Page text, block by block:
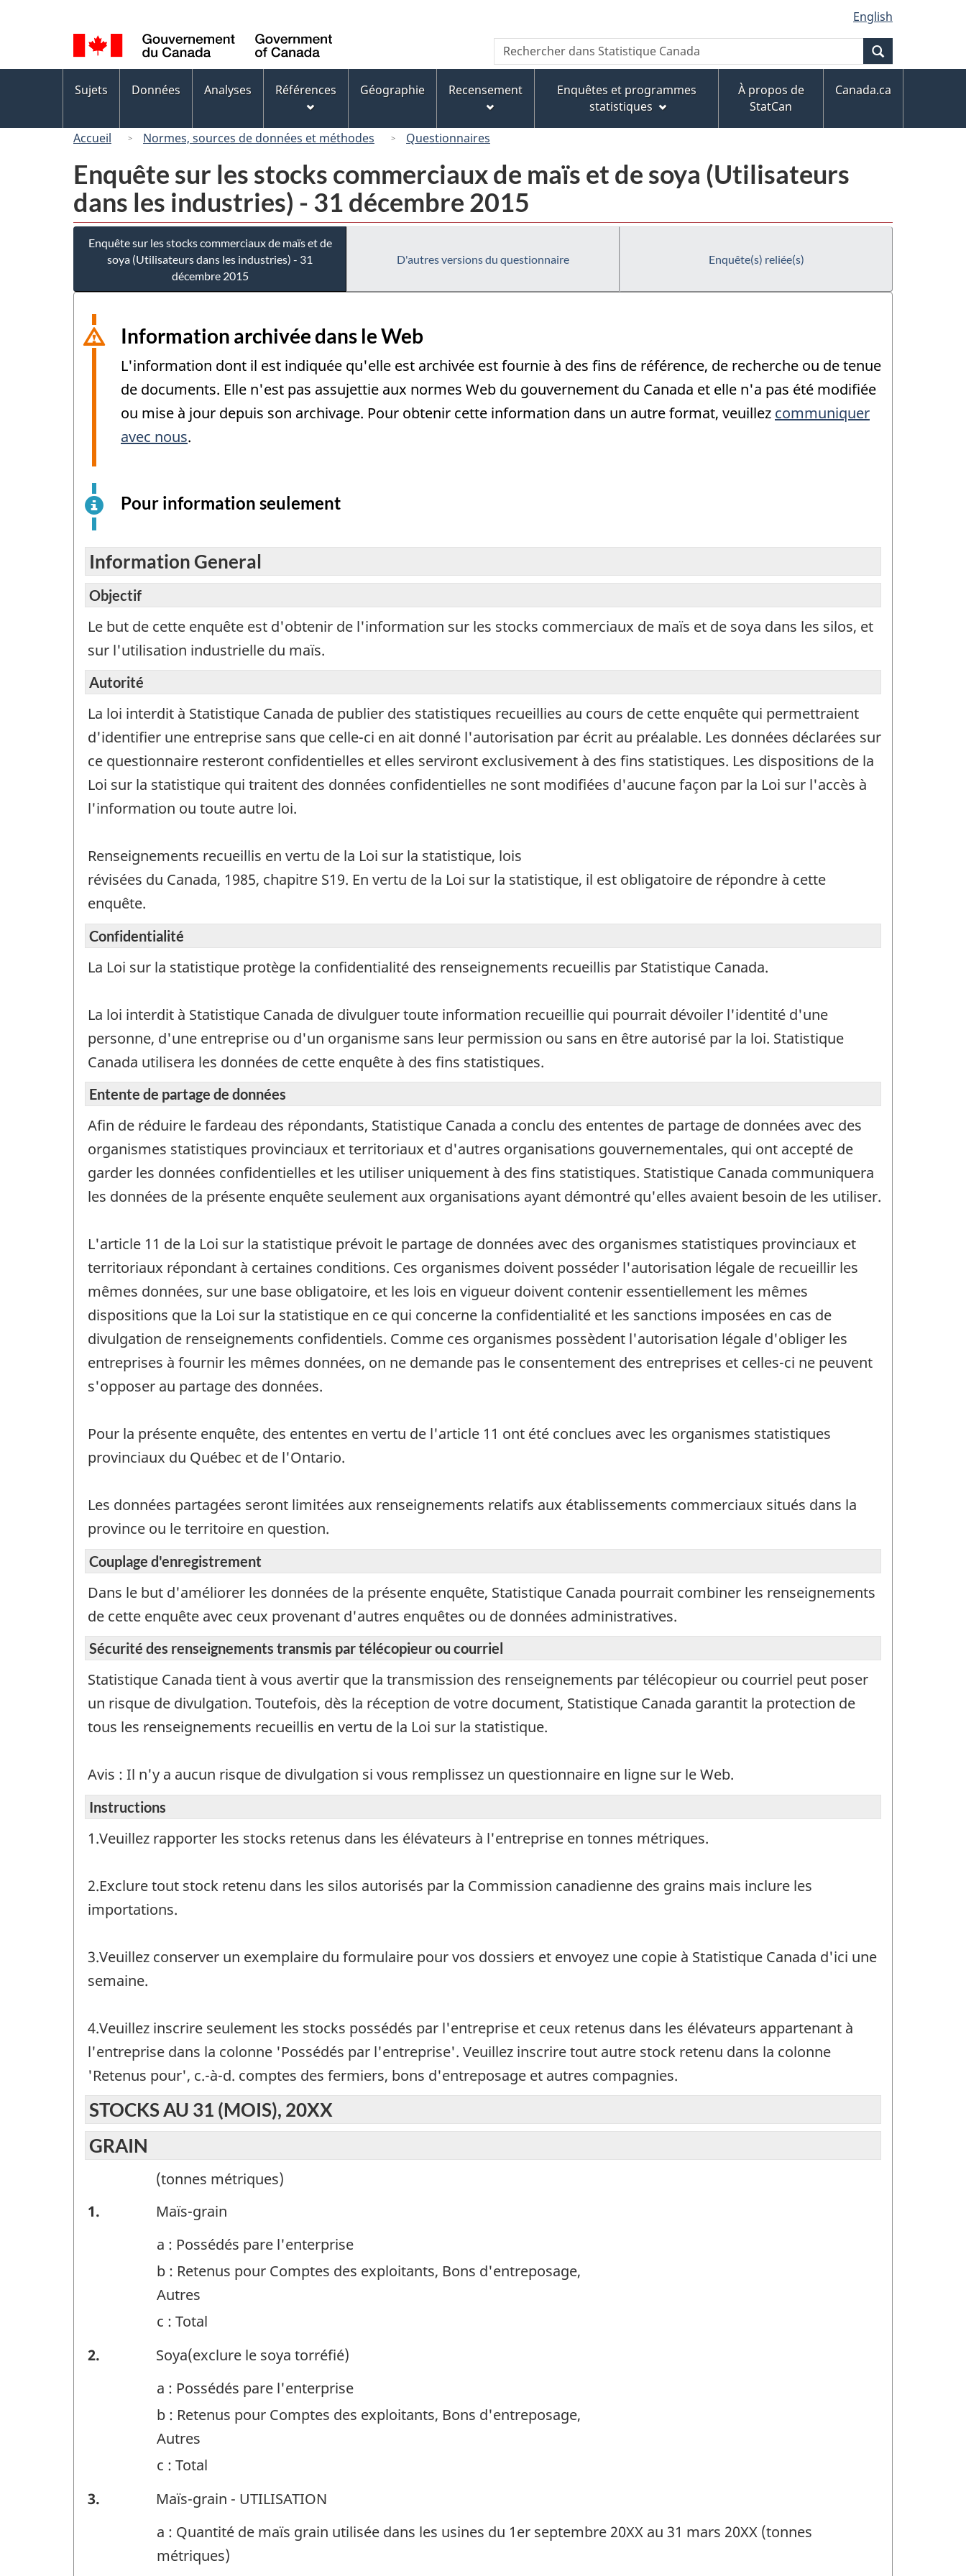
au
Gestionnaire
des
Invitations
au
contenu
principal
« À
propos
de
ce
version
HTML
simplifiée
de
la
langue
English
Canada
Recherche
Rechercher
dans
Canada
des
Sujets Données Analyses Références Géographie Recensement
Enquêtes et programmes
statistiques
À propos de
StatCan
Canada.ca
Accueil Normes, sources de données et méthodes Questionnaires
Enquête sur les stocks commerciaux de maïs et de soya (Utilisateurs
dans les industries) - 31 décembre 2015
Enquête sur les stocks commerciaux de maïs et de
soya (Utilisateurs dans les industries) - 31
décembre 2015
D'autres versions du questionnaire Enquête(s) reliée(s)
Information archivée dans le Web
L'information dont il est indiquée qu'elle est archivée est fournie à des fins de référence, de recherche ou de tenue
de documents. Elle n'est pas assujettie aux normes Web du gouvernement du Canada et elle n'a pas été modifiée
ou mise à jour depuis son archivage. Pour obtenir cette information dans un autre format, veuillez communiquer
avec nous.
Pour information seulement
électronique
questionnaire
à
d’information
seulement
et
ne
doit
pas
être
à
l’enquête.
Information General
Objectif
Le but de cette enquête est d'obtenir de l'information sur les stocks commerciaux de maïs et de soya dans les silos, et
sur l'utilisation industrielle du maïs.
Autorité
La loi interdit à Statistique Canada de publier des statistiques recueillies au cours de cette enquête qui permettraient
d'identifier une entreprise sans que celle-ci en ait donné l'autorisation par écrit au préalable. Les données déclarées sur
ce questionnaire resteront confidentielles et elles serviront exclusivement à des fins statistiques. Les dispositions de la
Loi sur la statistique qui traitent des données confidentielles ne sont modifiées d'aucune façon par la Loi sur l'accès à
l'information ou toute autre loi.
Renseignements recueillis en vertu de la Loi sur la statistique, lois
révisées du Canada, 1985, chapitre S19. En vertu de la Loi sur la statistique, il est obligatoire de répondre à cette
enquête.
Confidentialité
La Loi sur la statistique protège la confidentialité des renseignements recueillis par Statistique Canada.
La loi interdit à Statistique Canada de divulguer toute information recueillie qui pourrait dévoiler l'identité d'une
personne, d'une entreprise ou d'un organisme sans leur permission ou sans en être autorisé par la loi. Statistique
Canada utilisera les données de cette enquête à des fins statistiques.
Entente de partage de données
Afin de réduire le fardeau des répondants, Statistique Canada a conclu des ententes de partage de données avec des
organismes statistiques provinciaux et territoriaux et d'autres organisations gouvernementales, qui ont accepté de
garder les données confidentielles et les utiliser uniquement à des fins statistiques. Statistique Canada communiquera
les données de la présente enquête seulement aux organisations ayant démontré qu'elles avaient besoin de les utiliser.
L'article 11 de la Loi sur la statistique prévoit le partage de données avec des organismes statistiques provinciaux et
territoriaux répondant à certaines conditions. Ces organismes doivent posséder l'autorisation légale de recueillir les
mêmes données, sur une base obligatoire, et les lois en vigueur doivent contenir essentiellement les mêmes
dispositions que la Loi sur la statistique en ce qui concerne la confidentialité et les sanctions imposées en cas de
divulgation de renseignements confidentiels. Comme ces organismes possèdent l'autorisation légale d'obliger les
entreprises à fournir les mêmes données, on ne demande pas le consentement des entreprises et celles-ci ne peuvent
s'opposer au partage des données.
Pour la présente enquête, des ententes en vertu de l'article 11 ont été conclues avec les organismes statistiques
provinciaux du Québec et de l'Ontario.
Les données partagées seront limitées aux renseignements relatifs aux établissements commerciaux situés dans la
province ou le territoire en question.
Couplage d'enregistrement
Dans le but d'améliorer les données de la présente enquête, Statistique Canada pourrait combiner les renseignements
de cette enquête avec ceux provenant d'autres enquêtes ou de données administratives.
Sécurité des renseignements transmis par télécopieur ou courriel
Statistique Canada tient à vous avertir que la transmission des renseignements par télécopieur ou courriel peut poser
un risque de divulgation. Toutefois, dès la réception de votre document, Statistique Canada garantit la protection de
tous les renseignements recueillis en vertu de la Loi sur la statistique.
Avis : Il n'y a aucun risque de divulgation si vous remplissez un questionnaire en ligne sur le Web.
Instructions
1.Veuillez rapporter les stocks retenus dans les élévateurs à l'entreprise en tonnes métriques.
2.Exclure tout stock retenu dans les silos autorisés par la Commission canadienne des grains mais inclure les
importations.
3.Veuillez conserver un exemplaire du formulaire pour vos dossiers et envoyez une copie à Statistique Canada d'ici une
semaine.
4.Veuillez inscrire seulement les stocks possédés par l'entreprise et ceux retenus dans les élévateurs appartenant à
l'entreprise dans la colonne 'Possédés par l'entreprise'. Veuillez inscrire tout autre stock retenu dans la colonne
'Retenus pour', c.-à-d. comptes des fermiers, bons d'entreposage et autres compagnies.
STOCKS AU 31 (MOIS), 20XX
GRAIN
(tonnes métriques)
GRAIN
1.
Maïs-grain
a : Possédés pare l'enterprise
b : Retenus pour Comptes des exploitants, Bons d'entreposage,
Autres
c : Total
GRAIN
2.
Soya(exclure le soya torréfié)
a : Possédés pare l'enterprise
b : Retenus pour Comptes des exploitants, Bons d'entreposage,
Autres
c : Total
GRAIN
Identificateur
3.
Maïs-grain - UTILISATION
a : Quantité de maïs grain utilisée dans les usines du 1er septembre 20XX au 31 mars 20XX (tonnes
métriques)